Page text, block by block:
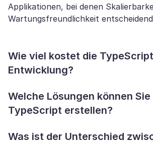
Applikationen, bei denen
Wartungsfreundlichkeit
Wie viel kostet die
Entwicklung?
Welche Lösungen können
TypeScript erstellen?
Was ist der Unterschied